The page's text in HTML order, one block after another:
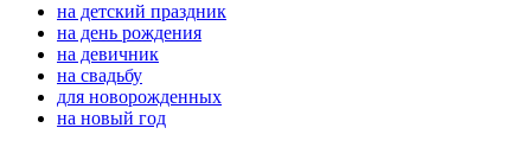
на детский праздник
на день рождения
на девичник
на свадьбу
для новорожденных
на новый год